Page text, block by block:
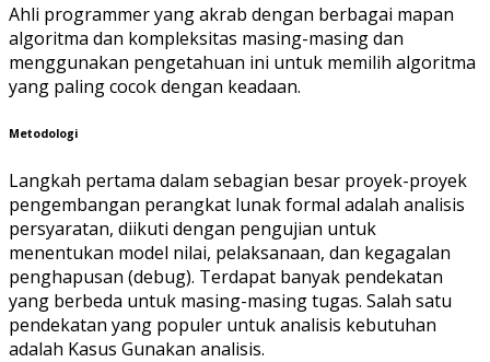
Ahli programmer yang akrab dengan berbagai mapan
algoritma dan kompleksitas masing-masing dan
menggunakan pengetahuan ini untuk memilih algoritma
yang paling cocok dengan keadaan.
Metodologi
Langkah pertama dalam sebagian besar proyek-proyek
pengembangan perangkat lunak formal adalah analisis
persyaratan, diikuti dengan pengujian untuk
menentukan model nilai, pelaksanaan, dan kegagalan
penghapusan (debug). Terdapat banyak pendekatan
yang berbeda untuk masing-masing tugas. Salah satu
pendekatan yang populer untuk analisis kebutuhan
adalah Kasus Gunakan analisis.